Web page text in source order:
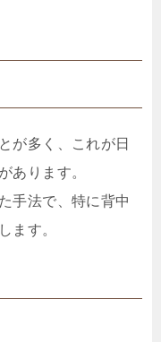
が多く、これが日
あります。
手法で、特に背中
ます。